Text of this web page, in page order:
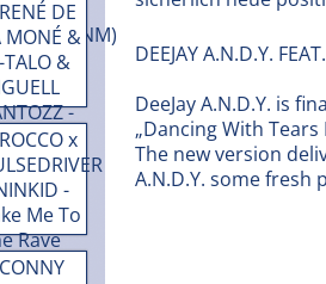
DEEJAY A.N.D.Y.
DeeJay A.N.D.Y. is
„Dancing With
The new version
A.N.D.Y. some fresh